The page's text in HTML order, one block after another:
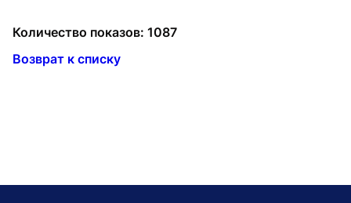
Количество показов: 1087
Возврат к списку